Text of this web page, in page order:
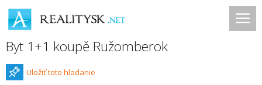
Byt 1+1 koupě Ružomberok
Uložiť toto hladanie